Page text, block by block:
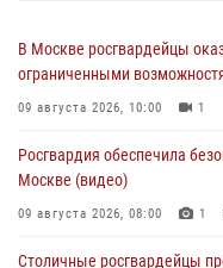
В Москве росгвардейцы
ограниченными
09 августа 2026, 10:00 1
Росгвардия обеспечила
Москве (видео)
09 августа 2026, 08:00 1
Столичные росгвардейцы